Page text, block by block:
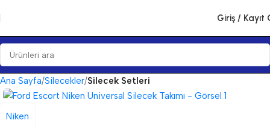
Giriş / Kayıt
Ana Sayfa Silecekler Silecek Setleri
Niken